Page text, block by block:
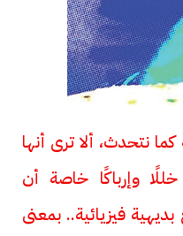
نتحدث، ألا ترى أنها
وإرباكًا خاصة أن
بديهية فيزيائية.. بمعنى